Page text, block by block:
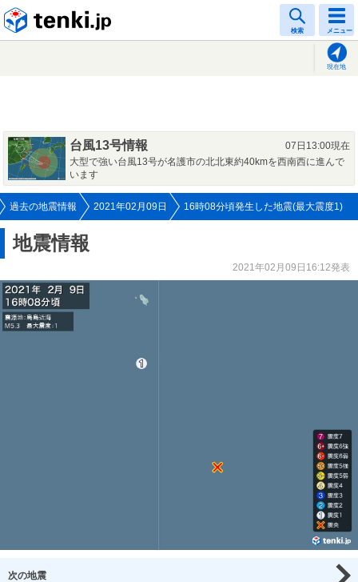
検索 メニュー
現在地
台風13号情報
07日13:00現在
大型で強い台風13号が名護市の北北東約40kmを西南西に進んで
います
過去の地震情報 2021年02月09日 16時08分頃発生した地震(最大震度1)
地震情報
2021年02月09日16:12発表
次の地震